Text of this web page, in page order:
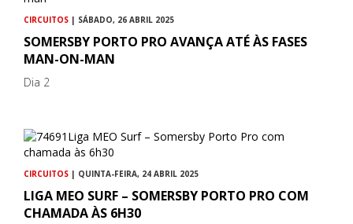
CIRCUITOS | SÁBADO, 26 ABRIL 2025
SOMERSBY PORTO PRO AVANÇA ATÉ ÀS FASES
MAN-ON-MAN
Dia 2
CIRCUITOS | QUINTA-FEIRA, 24 ABRIL 2025
LIGA MEO SURF – SOMERSBY PORTO PRO COM
CHAMADA ÀS 6H30